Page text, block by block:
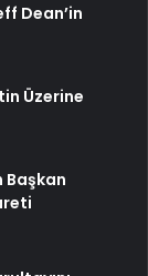
Dean’in
Üzerine
Başkan